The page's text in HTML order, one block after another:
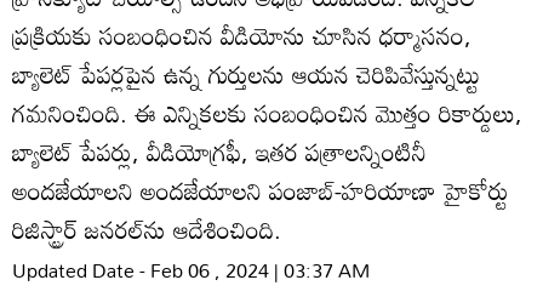
ప్రక్రియకు సంబంధించిన వీడియోను చూసిన ధర్మాసనం,
బ్యాలెట్‌ పేపర్లపైన ఉన్న గుర్తులను ఆయన చెరిపివేస్తున్నట్టు
గమనించింది. ఈ ఎన్నికలకు సంబంధించిన మొత్తం రికార్డులు,
బ్యాలెట్‌ పేపర్లు, వీడియోగ్రఫీ, ఇతర పత్రాలన్నింటినీ
అందజేయాలని అందజేయాలని పంజాబ్‌-హరియాణా హైకోర్టు
రిజిస్ట్రార్‌ జనరల్‌ను ఆదేశించింది.
Updated Date - Feb 06 , 2024 | 03:37 AM